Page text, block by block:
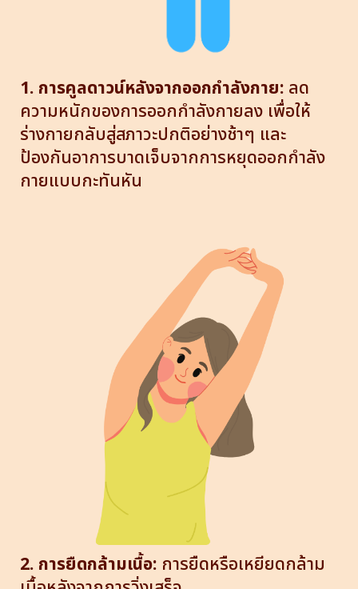
1. การคูลดาวน์หลังจากออกกำลังกาย: ลด
ความหนักของการออกกำลังกายลง เพื่อให้
ร่างกายกลับสู่สภาวะปกติอย่างช้าๆ และ
ป้องกันอาการบาดเจ็บจากการหยุดออกกำลัง
กายแบบกะทันหัน
2. การยืดกล้ามเนื้อ: การยืดหรือเหยียดกล้าม